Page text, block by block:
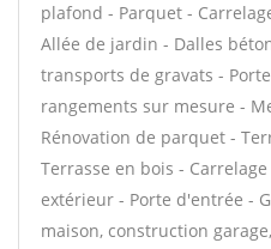
plafond - Parquet -
Allée de jardin - Dalles
transports de gravats -
rangements sur mesure -
Rénovation de parquet -
Terrasse en bois -
extérieur - Porte d'entrée -
maison, construction